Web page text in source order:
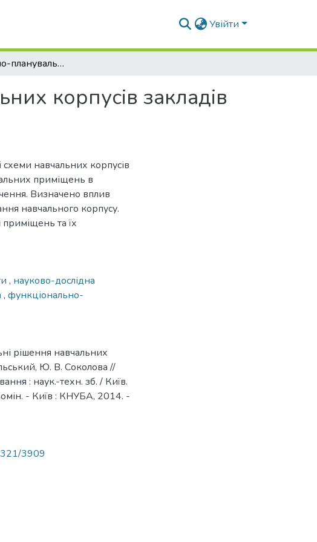
Увійти
Архітектурно-планувальні рішення навчальних корпусів закладів вищої освіти
корпусів закладів
схеми навчальних корпусів
приміщень в
Визначено вплив
навчального корпусу.
приміщень та їх
, науково-дослідна
, функціонально-
рішення навчальних
Ю. В. Соколова //
: наук.-техн. зб. / Київ.
- Київ : КНУБА, 2014. -
3909